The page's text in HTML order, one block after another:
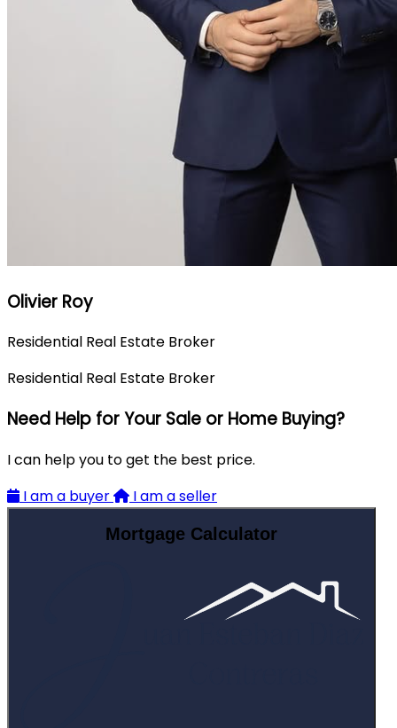
Olivier Roy
Residential Real Estate Broker
Residential Real Estate Broker
Need Help for Your Sale or Home Buying?
I can help you to get the best price.
I am a buyer
I am a seller
Mortgage Calculator